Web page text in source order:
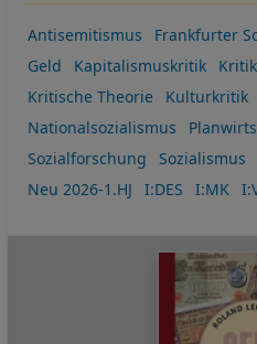
Antisemitismus
Frankfurter
Geld
Kapitalismuskritik
Kritik
Kritische Theorie
Kulturkritik
Nationalsozialismus
Sozialforschung
Sozialismus
Neu 2026-1.HJ
I:DES I:MK